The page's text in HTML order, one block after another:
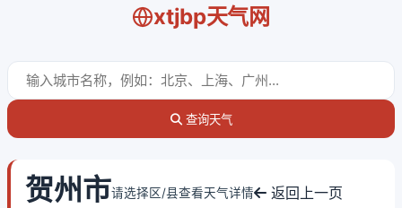
xtjbp天气网
查询天气
贺州市请选择区/县查看天气详情 返回上一页